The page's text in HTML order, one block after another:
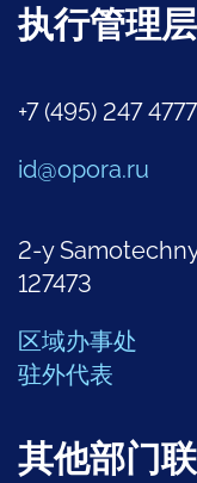
执行管理层
+7 (495) 247 4777
id@opora.ru
2-y
127473
区域办事处
驻外代表
其他部门